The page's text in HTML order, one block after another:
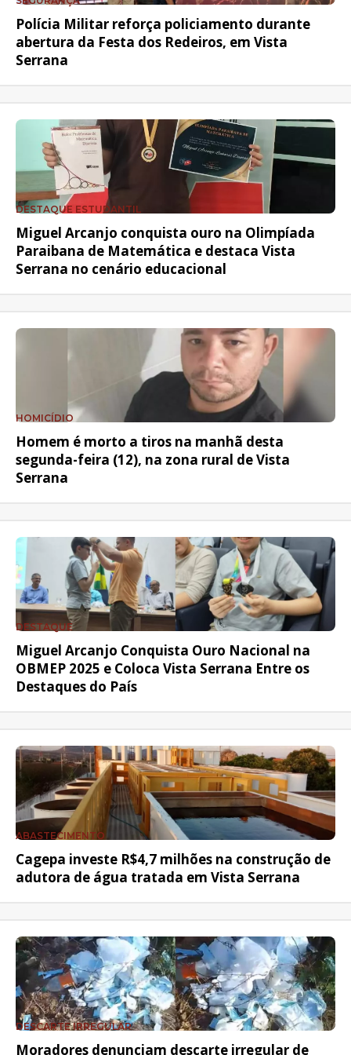
Polícia Militar reforça policiamento durante
abertura da Festa dos Redeiros, em Vista
Serrana
DESTAQUE ESTUDANTIL
Miguel Arcanjo conquista ouro na Olimpíada
Paraibana de Matemática e destaca Vista
Serrana no cenário educacional
HOMICÍDIO
Homem é morto a tiros na manhã desta
segunda-feira (12), na zona rural de Vista
Serrana
DESTAQUE
Miguel Arcanjo Conquista Ouro Nacional na
OBMEP 2025 e Coloca Vista Serrana Entre os
Destaques do País
ABASTECIMENTO
Cagepa investe R$4,7 milhões na construção de
adutora de água tratada em Vista Serrana
DESCARTE IRREGULAR
Moradores denunciam descarte irregular de